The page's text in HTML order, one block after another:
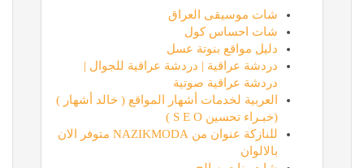
شات موسيقى العراق
شات احساس كول
دليل مواقع بنوتة عسل
دردشة عراقية | دردشة عراقية للجوال |
دردشة عراقية صوتية
العربية لخدمات أشهار المواقع ( خالد أشهار )
(خبـراء تحسين S E O )
للنازكة عنوان من NAZIKMODA متوفر الان
بالالوان